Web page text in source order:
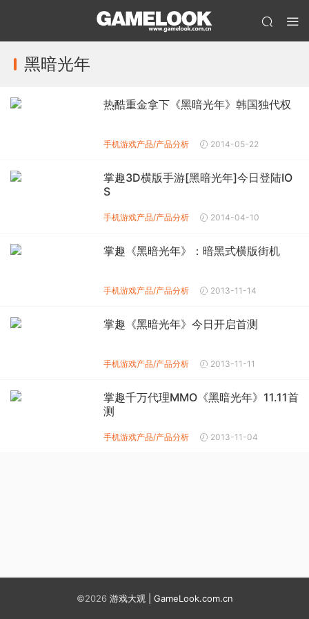
黑暗光年
热酷重金拿下《黑暗光年》韩国独代权
手机游戏产品/产品分析 2014-05-22
掌趣3D横版手游[黑暗光年]今日登陆IO
S
手机游戏产品/产品分析 2014-04-10
掌趣《黑暗光年》：暗黑式横版街机
手机游戏产品/产品分析 2013-11-14
掌趣《黑暗光年》今日开启首测
手机游戏产品/产品分析 2013-11-11
掌趣千万代理MMO《黑暗光年》11.11首
测
手机游戏产品/产品分析 2013-11-04
©2026 游戏大观 | GameLook.com.cn